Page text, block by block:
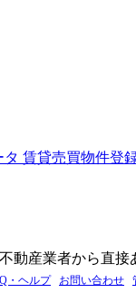
動産業者から直接
・ヘルプ お問い合わせ